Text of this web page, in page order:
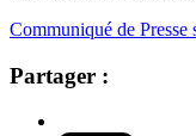
Communiqué de Presse
Partager :